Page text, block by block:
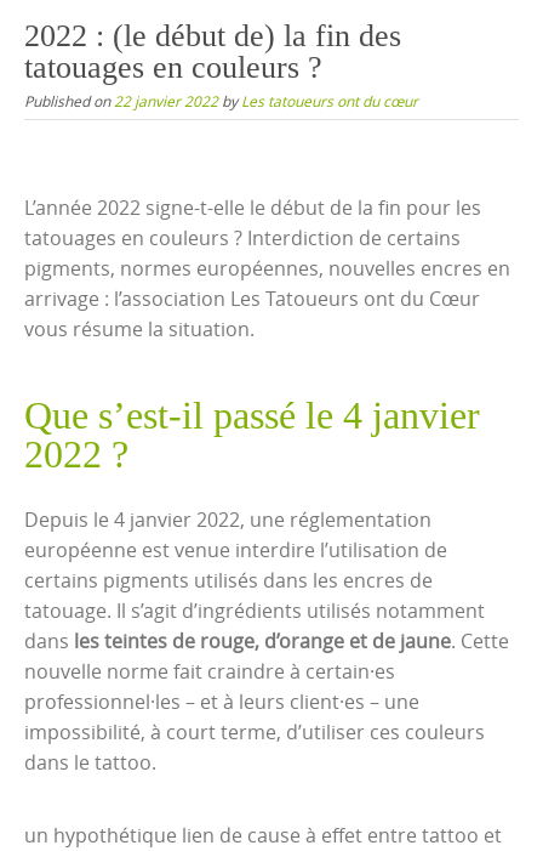
content
2022 : (le début de) la fin des
tatouages en couleurs ?
Published on22 janvier 2022byLes tatoueurs ont du cœur
L’année 2022 signe-t-elle le début de la fin pour les
tatouages en couleurs ? Interdiction de certains
pigments, normes européennes, nouvelles encres en
arrivage : l’association Les Tatoueurs ont du Cœur
vous résume la situation.
Que s’est-il passé le 4 janvier
2022 ?
Depuis le 4 janvier 2022, une réglementation
européenne est venue interdire l’utilisation de
certains pigments utilisés dans les encres de
tatouage. Il s’agit d’ingrédients utilisés notamment
dans les teintes de rouge, d’orange et de jaune. Cette
nouvelle norme fait craindre à certain·es
professionnel·les – et à leurs client·es – une
impossibilité, à court terme, d’utiliser ces couleurs
dans le tattoo.
un hypothétique lien de cause à effet entre tattoo et